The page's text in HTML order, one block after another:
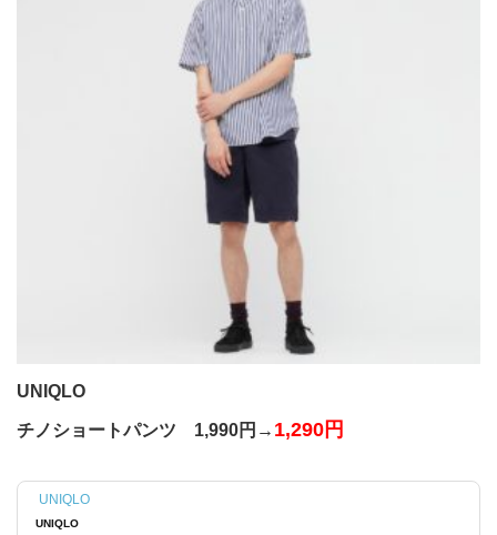
UNIQLO
チノショートパンツ 1,990円→ 1,290円
UNIQLO
UNIQLO